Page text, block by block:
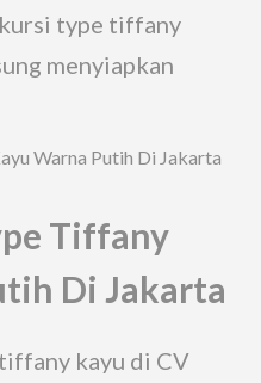
type tiffany
menyiapkan
Tiffany
Di Jakarta
kayu di CV